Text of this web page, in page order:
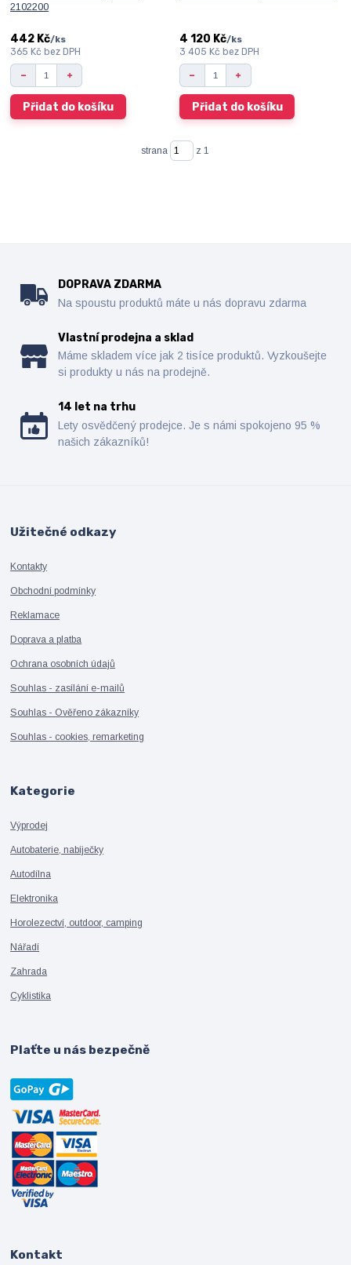
2102200
442 Kč/ks
365 Kč bez DPH
Přidat do košíku
4 120 Kč/ks
3 405 Kč bez DPH
Přidat do košíku
strana z 1
DOPRAVA ZDARMA
Na spoustu produktů máte u nás dopravu zdarma
Vlastní prodejna a sklad
Máme skladem více jak 2 tisíce produktů. Vyzkoušejte
si produkty u nás na prodejně.
14 let na trhu
Lety osvědčený prodejce. Je s námi spokojeno 95 %
našich zákazníků!
Užitečné odkazy
Kontakty
Obchodní podmínky
Reklamace
Doprava a platba
Ochrana osobních údajů
Souhlas - zasílání e-mailů
Souhlas - Ověřeno zákazníky
Souhlas - cookies, remarketing
Kategorie
Výprodej
Autobaterie, nabíječky
Autodílna
Elektronika
Horolezectví, outdoor, camping
Nářadí
Zahrada
Cyklistika
Plaťte u nás bezpečně
Kontakt